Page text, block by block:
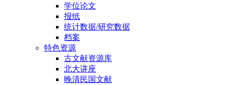
学位论文
报纸
统计数据/研究数据
档案
特色资源
古文献资源库
北大讲座
晚清民国文献